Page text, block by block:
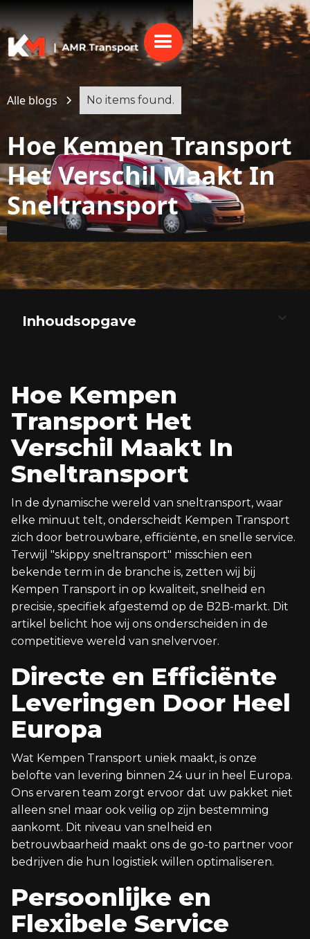
Alle blogs No items found.
Hoe Kempen Transport
Het Verschil Maakt In
Sneltransport
Inhoudsopgave
Hoe Kempen
Transport Het
Verschil Maakt In
Sneltransport
In de dynamische wereld van sneltransport, waar
elke minuut telt, onderscheidt Kempen Transport
zich door betrouwbare, efficiënte, en snelle service.
Terwijl "skippy sneltransport" misschien een
bekende term in de branche is, zetten wij bij
Kempen Transport in op kwaliteit, snelheid en
precisie, specifiek afgestemd op de B2B-markt. Dit
artikel belicht hoe wij ons onderscheiden in de
competitieve wereld van snelvervoer.
Directe en Efficiënte
Leveringen Door Heel
Europa
Wat Kempen Transport uniek maakt, is onze
belofte van levering binnen 24 uur in heel Europa.
Ons ervaren team zorgt ervoor dat uw pakket niet
alleen snel maar ook veilig op zijn bestemming
aankomt. Dit niveau van snelheid en
betrouwbaarheid maakt ons de go-to partner voor
bedrijven die hun logistiek willen optimaliseren.
Persoonlijke en
Flexibele Service